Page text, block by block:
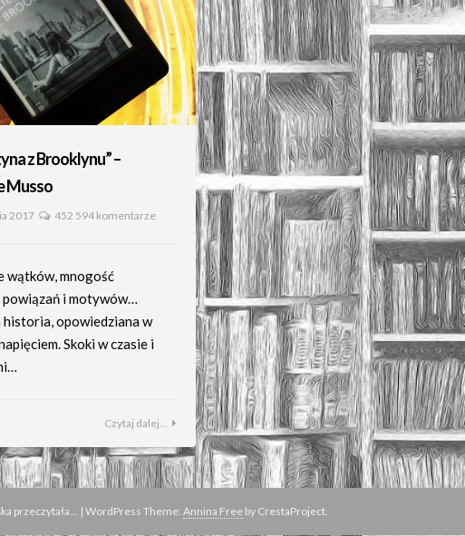
z Brooklynu” –
Musso
2017 452 594 komentarze
wątków, mnogość
powiązań i motywów…
historia, opowiedziana w
Skoki w czasie i
Czytaj dalej...
przeczytała... | WordPress Theme: Annina Freeby CrestaProject.